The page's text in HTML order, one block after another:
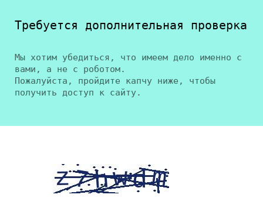
Требуется дополнительная проверка
Мы хотим убедиться, что имеем дело именно с
вами, а не с роботом.
Пожалуйста, пройдите капчу ниже, чтобы
получить доступ к сайту.